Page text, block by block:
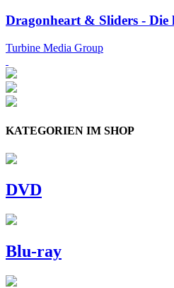
Dragonheart & Sliders - Die
Turbine Media Group
KATEGORIEN IM SHOP
DVD
Blu-ray